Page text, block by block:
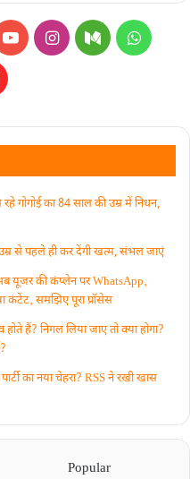
गोगोई का 84 साल की उम्र में निधन,
से पहले ही कर देंगी खत्म, संभल जाएं
यूजर की कंप्लेन पर WhatsApp‚
कंटेंट‚ समझिए पूरा प्रॉसेस
हैं? निगल लिया जाए तो क्या होगा?
का नया चेहरा? RSS ने रखी खास
Popular